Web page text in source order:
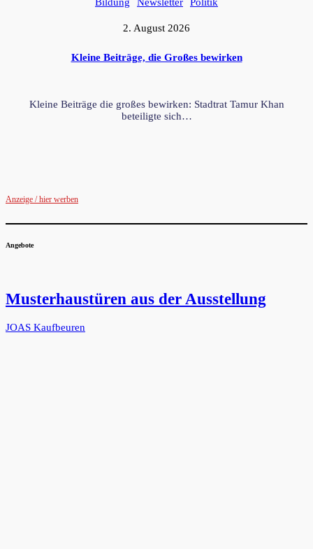
2. August 2026
Kleine Beiträge, die Großes bewirken
Kleine Beiträge die großes bewirken: Stadtrat Tamur Khan
beteiligte sich…
Anzeige / hier werben
Angebote
Musterhaustüren aus der Ausstellung
JOAS Kaufbeuren